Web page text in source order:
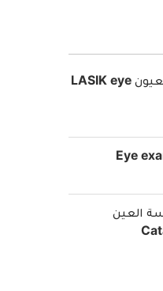
عملية الليزك للعيون LASIK eye
العين